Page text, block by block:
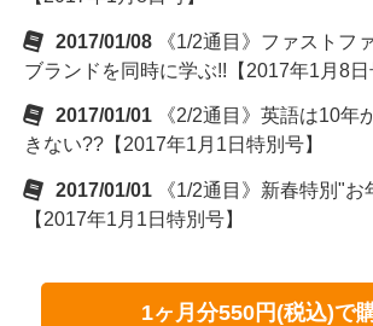
2017/01/08
《1/2通目》ファストフ
ブランドを同時に学ぶ!!【2017年1月8日
2017/01/01
《2/2通目》英語は10年
きない??【2017年1月1日特別号】
2017/01/01
《1/2通目》新春特別"お
【2017年1月1日特別号】
1ヶ月分550円(税込)で